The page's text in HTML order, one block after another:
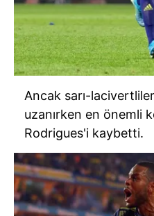
Ancak sarı-
uzanırken en önemli
Rodrigues'i kaybetti.